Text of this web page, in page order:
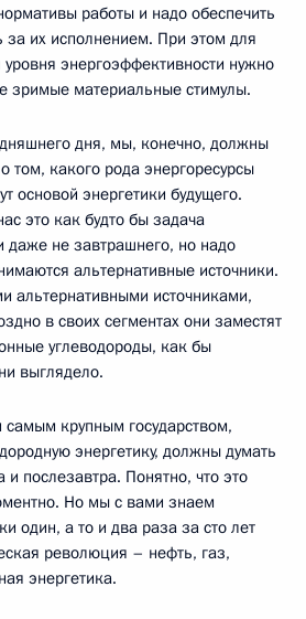
работы и надо обеспечить
за их исполнением. При этом для
энергоэффективности нужно
зримые материальные стимулы.
дня, мы, конечно, должны
том, какого рода энергоресурсы
основой энергетики будущего.
это как будто бы задача
даже не завтрашнего, но надо
альтернативные источники.
альтернативными источниками,
в своих сегментах они заместят
углеводороды, как бы
выглядело.
крупным государством,
энергетику, должны думать
и послезавтра. Понятно, что это
Но мы с вами знаем
один, а то и два раза за сто лет
революция – нефть, газ,
энергетика.